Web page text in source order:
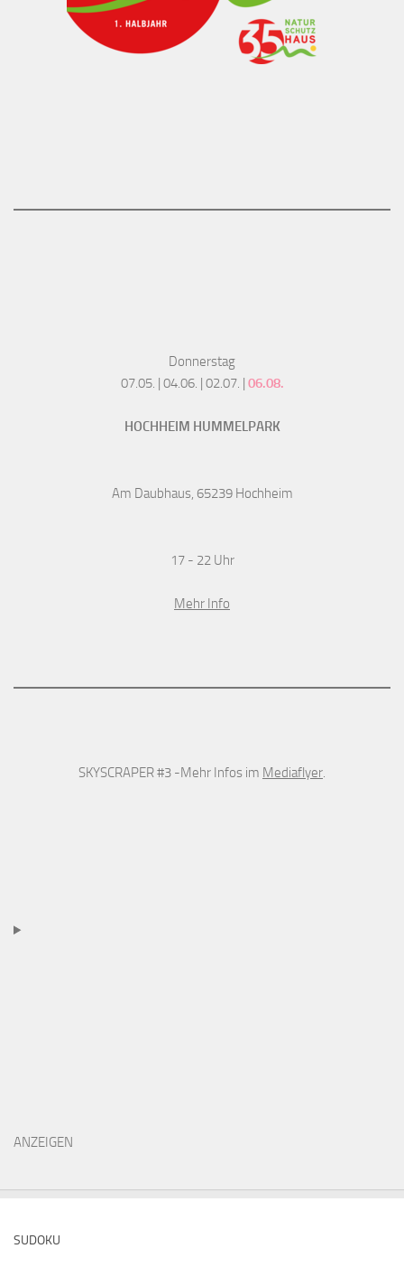
Donnerstag
07.05. | 04.06. | 02.07. | 06.08.
HOCHHEIM HUMMELPARK
Am Daubhaus, 65239 Hochheim
17 - 22 Uhr
Mehr Info
SKYSCRAPER #3 -Mehr Infos im Mediaflyer.
ANZEIGEN
SUDOKU